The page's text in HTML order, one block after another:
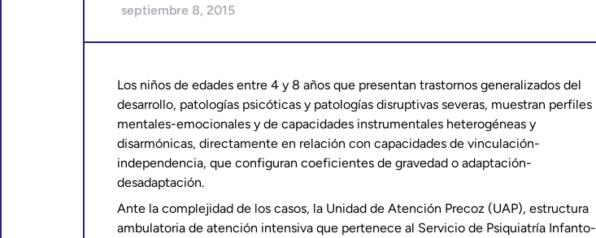
septiembre 8, 2015
Los niños de edades entre 4 y 8 años que presentan trastornos generalizados del
desarrollo, patologías psicóticas y patologías disruptivas severas, muestran perfiles
mentales-emocionales y de capacidades instrumentales heterogéneas y
disarmónicas, directamente en relación con capacidades de vinculación-
independencia, que configuran coeficientes de gravedad o adaptación-
desadaptación.
Ante la complejidad de los casos, la Unidad de Atención Precoz (UAP), estructura
ambulatoria de atención intensiva que pertenece al Servicio de Psiquiatría Infanto-